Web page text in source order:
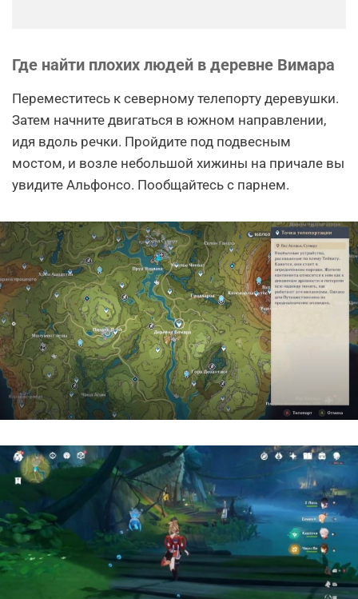
Где найти плохих людей в деревне Вимара
Переместитесь к северному телепорту деревушки.
Затем начните двигаться в южном направлении,
идя вдоль речки. Пройдите под подвесным
мостом, и возле небольшой хижины на причале вы
увидите Альфонсо. Пообщайтесь с парнем.